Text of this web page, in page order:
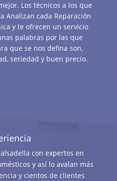
Los técnicos a los que
Analizan cada Reparación
y te ofrecen un servicio
palabras por las que
que se nos defina son,
seriedad y buen precio.
con expertos en
y así lo avalan más
y cientos de clientes